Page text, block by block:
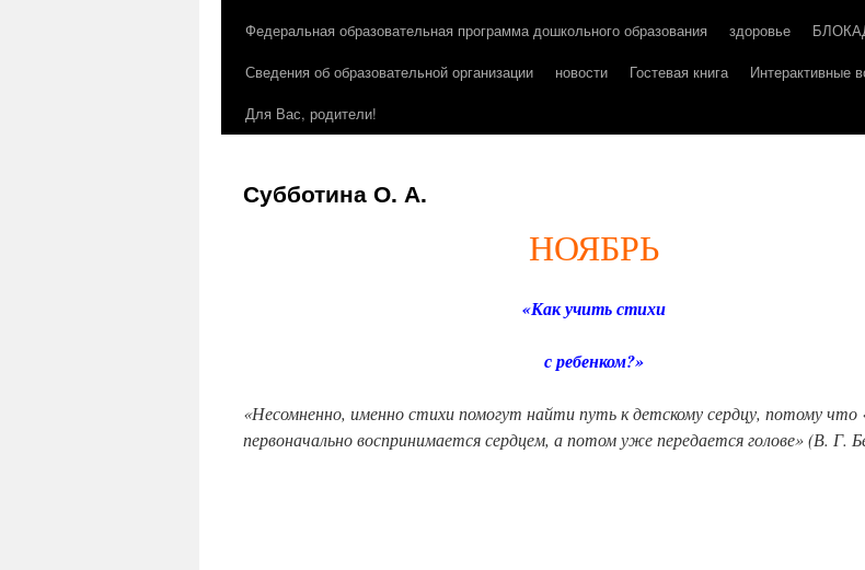
Федеральная образовательная программа дошкольного образования
здоровье
Сведения об образовательной организации
новости Гостевая книга Интерактивные
Для Вас, родители!
Субботина О. А.
НОЯБРЬ
«Как учить стихи
с ребенком?»
«Несомненно, именно стихи помогут найти путь к детскому сердцу, потому что
первоначально воспринимается сердцем, а потом уже передается голове» (В. Г.